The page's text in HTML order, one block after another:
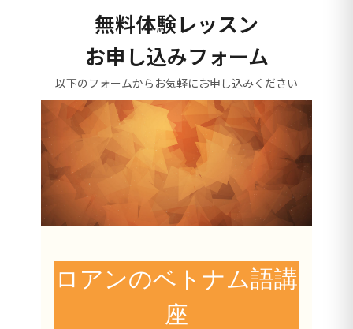
無料体験レッスン
お申し込みフォーム
以下のフォームからお気軽にお申し込みください